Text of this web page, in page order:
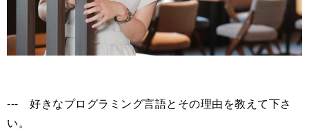
--- 好きなプログラミング言語とその理由を教えて下さ
い。